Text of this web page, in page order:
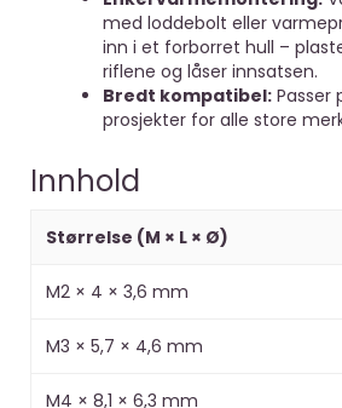
med loddebolt eller
inn i et forborret hull –
riflene og låser innsatsen.
Bredt kompatibel: Passer
prosjekter for alle store
Innhold
Størrelse (M × L × Ø)
M2 × 4 × 3,6 mm
M3 × 5,7 × 4,6 mm
M4 × 8,1 × 6,3 mm